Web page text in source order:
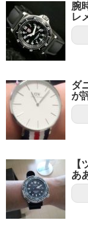
腕
レ
ダ
が
あ